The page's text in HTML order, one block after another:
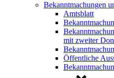
Bekanntmachungen
Amtsblatt
mit zweiter
Öffentliche